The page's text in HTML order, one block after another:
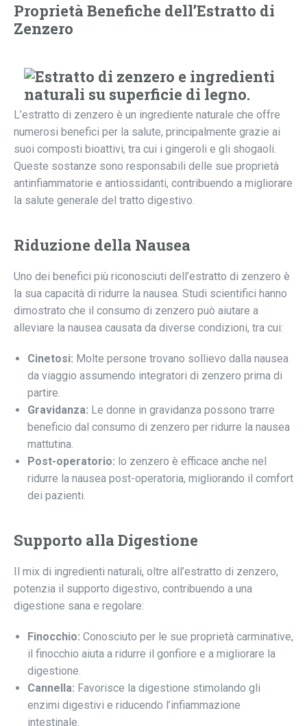
Proprietà Benefiche dell’Estratto di
Zenzero
L’estratto di zenzero è un ingrediente naturale che offre
numerosi benefici per la salute, principalmente grazie ai
suoi composti bioattivi, tra cui i gingeroli e gli shogaoli.
Queste sostanze sono responsabili delle sue proprietà
antinfiammatorie e antiossidanti, contribuendo a migliorare
la salute generale del tratto digestivo.
Riduzione della Nausea
Uno dei benefici più riconosciuti dell’estratto di zenzero è
la sua capacità di ridurre la nausea. Studi scientifici hanno
dimostrato che il consumo di zenzero può aiutare a
alleviare la nausea causata da diverse condizioni, tra cui:
Cinetosi: Molte persone trovano sollievo dalla nausea
da viaggio assumendo integratori di zenzero prima di
partire.
Gravidanza: Le donne in gravidanza possono trarre
beneficio dal consumo di zenzero per ridurre la nausea
mattutina.
Post-operatorio: lo zenzero è efficace anche nel
ridurre la nausea post-operatoria, migliorando il comfort
dei pazienti.
Supporto alla Digestione
Il mix di ingredienti naturali, oltre all’estratto di zenzero,
potenzia il supporto digestivo, contribuendo a una
digestione sana e regolare:
Finocchio: Conosciuto per le sue proprietà carminative,
il finocchio aiuta a ridurre il gonfiore e a migliorare la
digestione.
Cannella: Favorisce la digestione stimolando gli
enzimi digestivi e riducendo l’infiammazione
intestinale.